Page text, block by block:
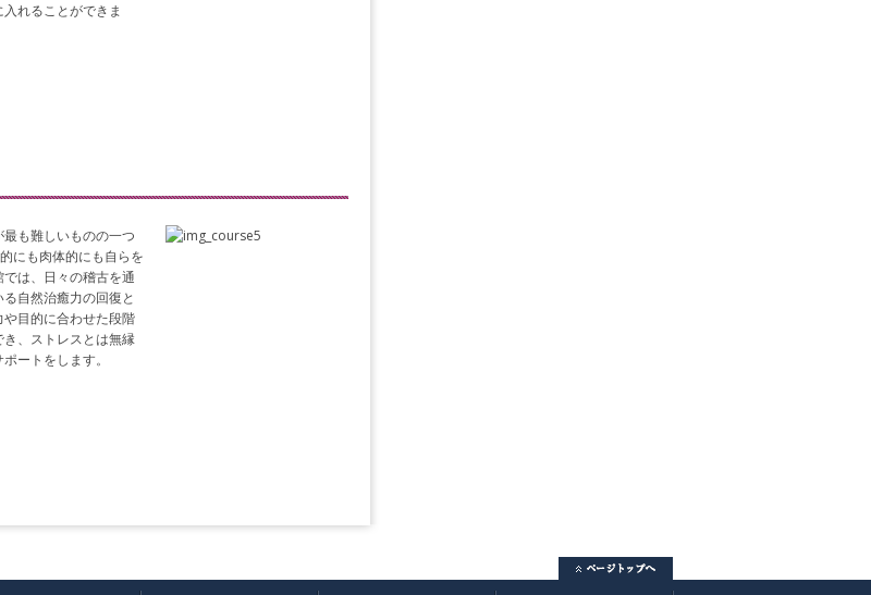
れることができま
も難しいものの一つ
にも肉体的にも自らを
は、日々の稽古を通
自然治癒力の回復と
目的に合わせた段階
、ストレスとは無縁
ートをします。